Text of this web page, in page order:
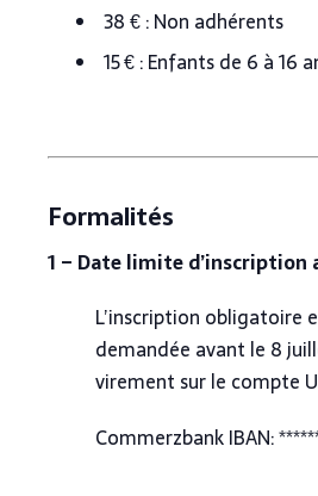
38 € : Non adhérents
15 € : Enfants de 6 à 16
Formalités
1 – Date limite d’inscription
L’inscription obligatoire
demandée avant le 8
virement sur le compte
Commerzbank IBAN: